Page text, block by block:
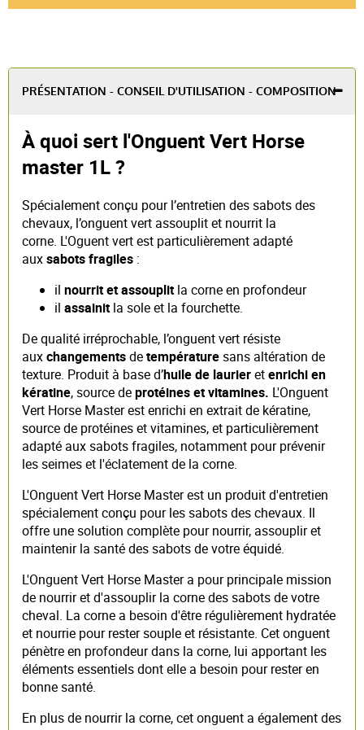
PRÉSENTATION - CONSEIL D'UTILISATION - COMPOSITION
À quoi sert l'Onguent Vert Horse
master 1L ?
Spécialement conçu pour l’entretien des sabots des
chevaux, l’onguent vert assouplit et nourrit la
corne. L'Oguent vert est particulièrement adapté
auxsabots fragiles :
il nourrit et assouplitla corne en profondeur
il assainitla sole et la fourchette.
De qualité irréprochable, l’onguent vert résiste
auxchangementsdetempératuresans altération de
texture. Produit à base d’huile de laurieretenrichi en
kératine, source deprotéines et vitamines. L'Onguent
Vert Horse Master est enrichi en extrait de kératine,
source de protéines et vitamines, et particulièrement
adapté aux sabots fragiles, notamment pour prévenir
les seimes et l'éclatement de la corne.
L'Onguent Vert Horse Master est un produit d'entretien
spécialement conçu pour les sabots des chevaux. Il
offre une solution complète pour nourrir, assouplir et
maintenir la santé des sabots de votre équidé.
L'Onguent Vert Horse Master a pour principale mission
de nourrir et d'assouplir la corne des sabots de votre
cheval. La corne a besoin d'être régulièrement hydratée
et nourrie pour rester souple et résistante. Cet onguent
pénètre en profondeur dans la corne, lui apportant les
éléments essentiels dont elle a besoin pour rester en
bonne santé.
En plus de nourrir la corne, cet onguent a également des